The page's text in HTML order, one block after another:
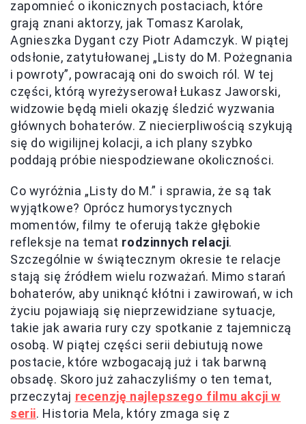
zapomnieć o ikonicznych postaciach, które
grają znani aktorzy, jak Tomasz Karolak,
Agnieszka Dygant czy Piotr Adamczyk. W piątej
odsłonie, zatytułowanej „Listy do M. Pożegnania
i powroty”, powracają oni do swoich ról. W tej
części, którą wyreżyserował Łukasz Jaworski,
widzowie będą mieli okazję śledzić wyzwania
głównych bohaterów. Z niecierpliwością szykują
się do wigilijnej kolacji, a ich plany szybko
poddają próbie niespodziewane okoliczności.
Co wyróżnia „Listy do M.” i sprawia, że są tak
wyjątkowe? Oprócz humorystycznych
momentów, filmy te oferują także głębokie
refleksje na temat rodzinnych relacji.
Szczególnie w świątecznym okresie te relacje
stają się źródłem wielu rozważań. Mimo starań
bohaterów, aby uniknąć kłótni i zawirowań, w ich
życiu pojawiają się nieprzewidziane sytuacje,
takie jak awaria rury czy spotkanie z tajemniczą
osobą. W piątej części serii debiutują nowe
postacie, które wzbogacają już i tak barwną
obsadę. Skoro już zahaczyliśmy o ten temat,
przeczytaj recenzję najlepszego filmu akcji w
serii. Historia Mela, który zmaga się z